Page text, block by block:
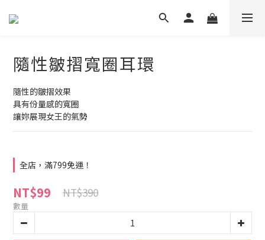
隨性皺摺寬圈耳環
隨性的皺摺效果
具有份量感的寬圈
讓妳展現女王的氣勢
全店，滿799免運！
NT$99 NT$390
數量